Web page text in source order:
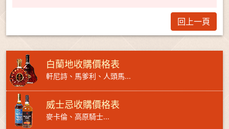
回上一頁
白蘭地收購價格表
軒尼詩、馬爹利、人頭馬...
威士忌收購價格表
麥卡倫、高原騎士...